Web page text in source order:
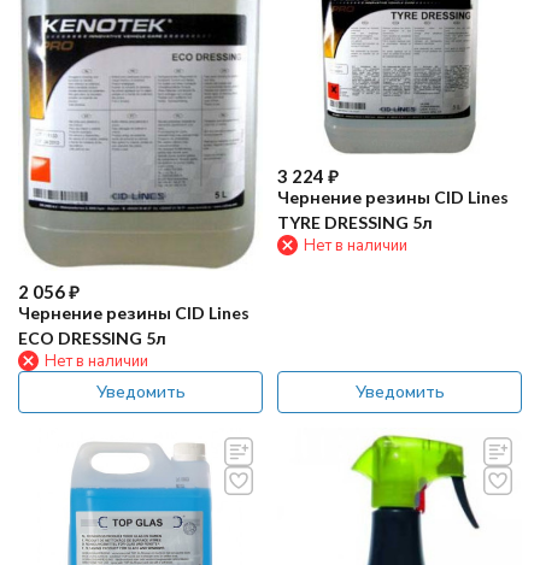
2 056₽
Чернение резины CID Lines
ECO DRESSING 5л
Нет в наличии
Уведомить
3 224 ₽
Чернение резины CID Lines
TYRE DRESSING 5л
Нет в наличии
Уведомить